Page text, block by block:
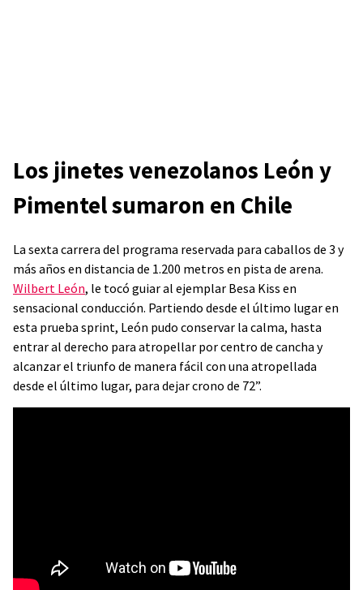
Los jinetes venezolanos León y
Pimentel sumaron en Chile
La sexta carrera del programa reservada para caballos de 3 y
más años en distancia de 1.200 metros en pista de arena.
Wilbert León, le tocó guiar al ejemplar Besa Kiss en
sensacional conducción. Partiendo desde el último lugar en
esta prueba sprint, León pudo conservar la calma, hasta
entrar al derecho para atropellar por centro de cancha y
alcanzar el triunfo de manera fácil con una atropellada
desde el último lugar, para dejar crono de 72”.